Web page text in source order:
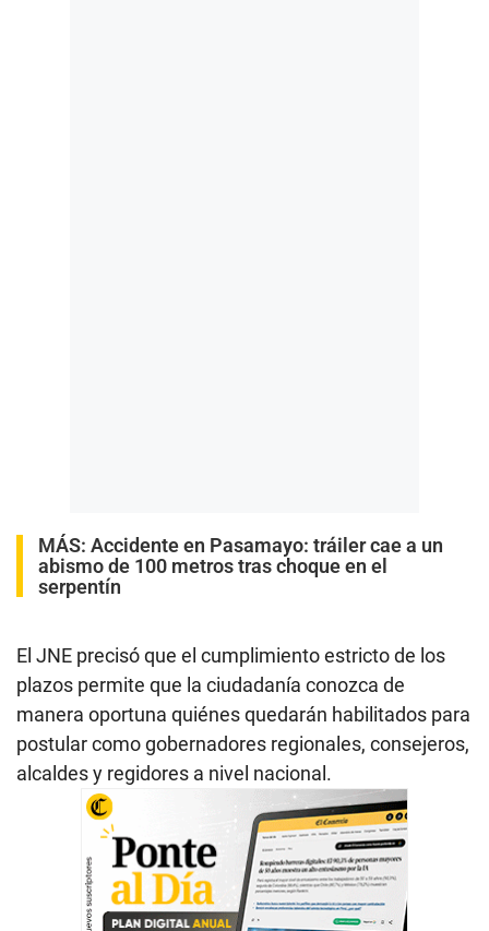
MÁS: Accidente en Pasamayo: tráiler cae a un
abismo de 100 metros tras choque en el
serpentín
El JNE precisó que el cumplimiento estricto de los
plazos permite que la ciudadanía conozca de
manera oportuna quiénes quedarán habilitados para
postular como gobernadores regionales, consejeros,
alcaldes y regidores a nivel nacional.